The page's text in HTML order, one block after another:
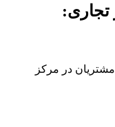
تجاری:
در مرکز